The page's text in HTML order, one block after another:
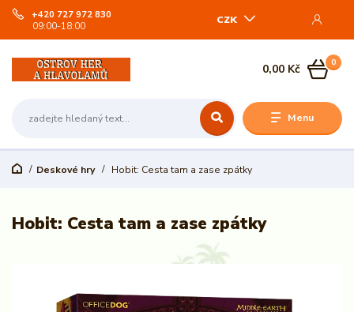
Menu
CZK
+420 727 972 830
09:00-18:00
0
0,00 Kč
Deskové hry Hobit: Cesta tam a zase zpátky
Hobit: Cesta tam a zase zpátky